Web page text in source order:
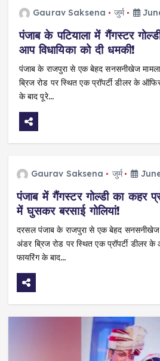
Gaurav Saksena जुर्म
पंजाब के पटियाला में गैंगस्टर
आप विधायिका को दी धमकी!
पंजाब के राजपुरा से एक बेहद सनसनीखेज
ब्रिज रोड पर स्थित एक प्रॉपर्टी डीलर के
के बाद पूरे…
Gaurav Saksena जुर्म
पंजाब में गैंगस्टर गोल्डी का कहर
में घुसकर बरसाई गोलियां!
दरसल पंजाब के राजपुरा से एक बेहद
अंडर ब्रिज रोड पर स्थित एक प्रॉपर्टी डीलर
फायरिंग के बाद…